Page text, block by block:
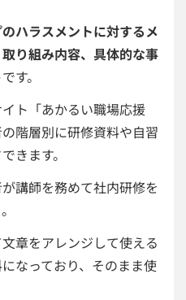
ハラスメントに対するメ
り組み内容、具体的な事
す。
ト「あかるい職場応援
階層別に研修資料や自習
きます。
講師を務めて社内研修を
章をアレンジして使える
なっており、そのまま使